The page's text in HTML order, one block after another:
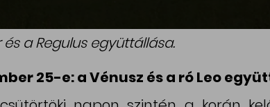
és a Regulus együttállása.
25-e: a Vénusz és a ró Leo